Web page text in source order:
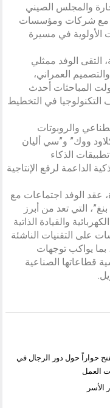
والمجلس الصيني
مع شركات ومؤسسات
في مسيرة
التقى الوفد ممثلي
العمراني،
المباحثات أحدث
التكنولوجيا في التخطيط
والروبوتات
ووك” و”سي أليان
الذكاء
الداعمة لرفع الإنتاجية
عقد الوفد اجتماعات مع
التي تعد من أبرز
والقيادة الذاتية
على التقنيات الناشئة
بما يواكب توجهات
قطاعاتها الصناعية
حواراً حول دور الرجال في
العمل
الأسر